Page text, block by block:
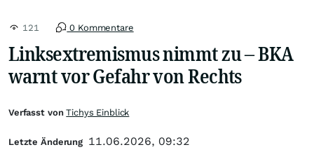
121 0 Kommentare
Linksextremismus nimmt zu – BKA
warnt vor Gefahr von Rechts
Verfasst vonTichys Einblick
Letzte Änderung 11.06.2026, 09:32